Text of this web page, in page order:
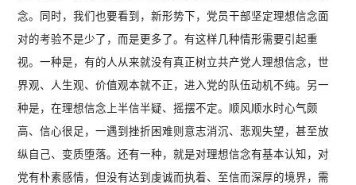
念。同时，我们也要看到，新形势下，党员干部坚定理想信念面
对的考验不是少了，而是更多了。有这样几种情形需要引起重
视。一种是，有的人从来就没有真正树立共产党人理想信念，世
界观、人生观、价值观本就不正，进入党的队伍动机不纯。另一
种是，在理想信念上半信半疑、摇摆不定。顺风顺水时心气颇
高、信心很足，一遇到挫折困难则意志消沉、悲观失望，甚至放
纵自己、变质堕落。还有一种，就是对理想信念有基本认知，对
党有朴素感情，但没有达到虔诚而执着、至信而深厚的境界，需